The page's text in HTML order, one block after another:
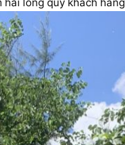
long quý khách hàng